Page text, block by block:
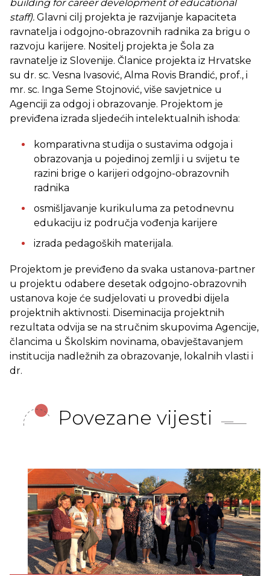
building for career development of educational
staff). Glavni cilj projekta je razvijanje kapaciteta
ravnatelja i odgojno-obrazovnih radnika za brigu o
razvoju karijere. Nositelj projekta je Šola za
ravnatelje iz Slovenije. Članice projekta iz Hrvatske
su dr. sc. Vesna Ivasović, Alma Rovis Brandić, prof., i
mr. sc. Inga Seme Stojnović, više savjetnice u
Agenciji za odgoj i obrazovanje. Projektom je
previđena izrada sljedećih intelektualnih ishoda:
komparativna studija o sustavima odgoja i
obrazovanja u pojedinoj zemlji i u svijetu te
razini brige o karijeri odgojno-obrazovnih
radnika
osmišljavanje kurikuluma za petodnevnu
edukaciju iz područja vođenja karijere
izrada pedagoških materijala.
Projektom je previđeno da svaka ustanova-partner
u projektu odabere desetak odgojno-obrazovnih
ustanova koje će sudjelovati u provedbi dijela
projektnih aktivnosti. Diseminacija projektnih
rezultata odvija se na stručnim skupovima Agencije,
člancima u Školskim novinama, obavještavanjem
institucija nadležnih za obrazovanje, lokalnih vlasti i
dr.
Povezane vijesti